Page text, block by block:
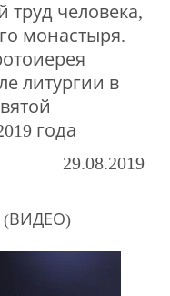
труд человека,
монастыря.
литургии в
года
29.08.2019